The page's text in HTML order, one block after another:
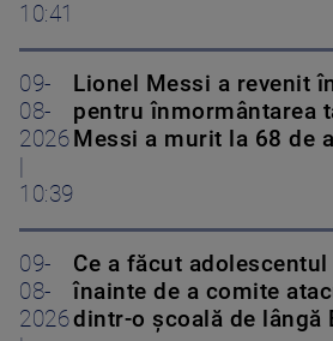
10:41
09-
08-
2026
10:39
Lionel Messi a revenit
pentru înmormântarea
Messi a murit la 68 de
09-
08-
2026
Ce a făcut
înainte de a comite
dintr-o școală de lângă